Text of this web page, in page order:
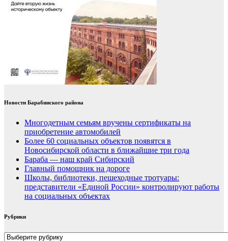
Новости Барабинского района
Многодетным семьям вручены сертификаты на
приобретение автомобилей
Более 60 социальных объектов появятся в
Новосибирской области в ближайшие три года
Бараба — наш край Сибирский
Главный помощник на дороге
Школы, библиотеки, пешеходные тротуары:
представители «Единой России» контролируют работы
на социальных объектах
Рубрики
Рубрики